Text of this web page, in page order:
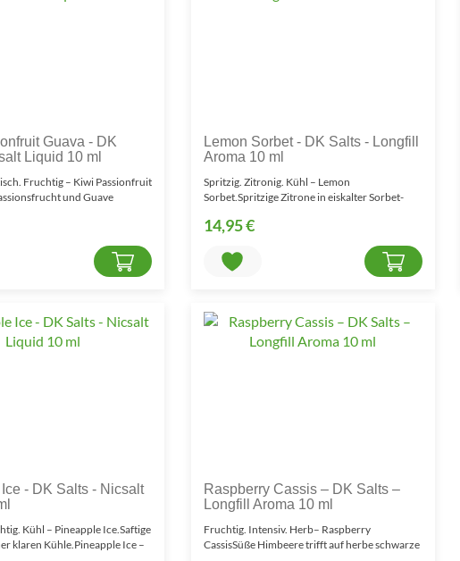
Guava - DK
Liquid 10 ml
Fruchtig – Kiwi Passionfruit
und Guave
Lemon Sorbet - DK Salts - Longfill
Aroma 10 ml
Spritzig. Zitronig. Kühl – Lemon
Sorbet.Spritzige Zitrone in eiskalter Sorbet-
14,95 €
- DK Salts - Nicsalt
Kühl – Pineapple Ice.Saftige
klaren Kühle.Pineapple Ice –
Raspberry Cassis – DK Salts –
Longfill Aroma 10 ml
Fruchtig. Intensiv. Herb– Raspberry
CassisSüße Himbeere trifft auf herbe schwarze